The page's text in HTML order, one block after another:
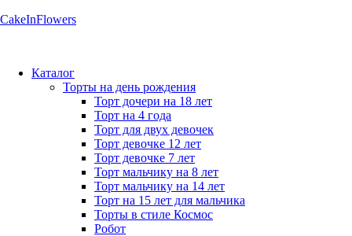
CakeInFlowers
Каталог
Торты на день рождения
Торт дочери на 18 лет
Торт на 4 года
Торт для двух девочек
Торт девочке 12 лет
Торт девочке 7 лет
Торт мальчику на 8 лет
Торт мальчику на 14 лет
Торт на 15 лет для мальчика
Торты в стиле Космос
Робот